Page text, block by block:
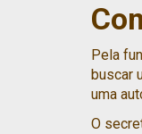
Pela
buscar
uma
O